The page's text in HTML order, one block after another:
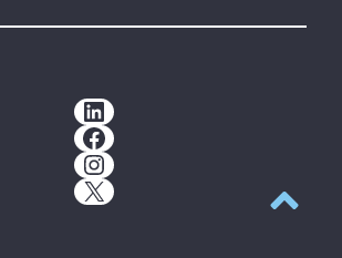
LinkedIn
Facebook
Instagram
X
Takaisin